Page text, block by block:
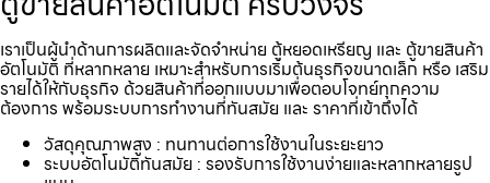
เราเป็นผู้นำด้านการผลิตและจัดจำหน่าย ตู้หยอดเหรียญ และ ตู้ขายสินค้า
อัตโนมัติ ที่หลากหลาย เหมาะสำหรับการเริ่มต้นธุรกิจขนาดเล็ก หรือ เสริม
รายได้ให้กับธุรกิจ ด้วยสินค้าที่ออกแบบมาเพื่อตอบโจทย์ทุกความ
ต้องการ พร้อมระบบการทำงานที่ทันสมัย และ ราคาที่เข้าถึงได้
วัสดุคุณภาพสูง : ทนทานต่อการใช้งานในระยะยาว
ระบบอัตโนมัติทันสมัย : รองรับการใช้งานง่ายและหลากหลายรูป